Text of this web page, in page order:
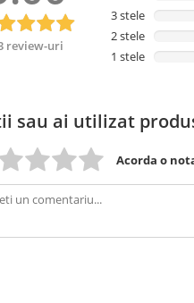
review-uri
3 stele
2 stele
1 stele
sau ai utilizat
Acorda o